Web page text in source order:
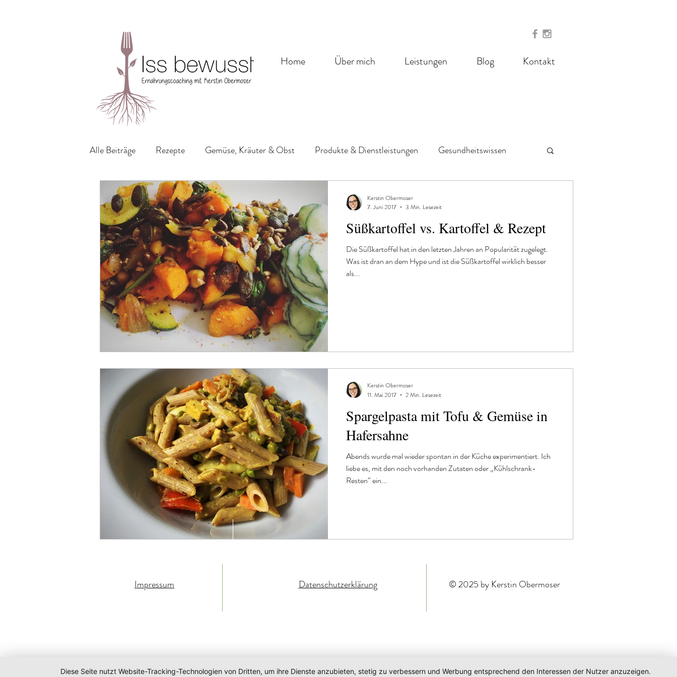
Home Über mich Leistungen Blog Kontakt
Alle Beiträge Rezepte Gemüse, Kräuter & Obst Produkte & Dienstleistungen Gesundheitswissen
Frühstücksideen Kuchen & Süßes
Rohkost-Rezepte Mittag- und Abendessen Süßkartoffel vs. Kartoffel & Rezept
Die Süßkartoffel hat in den letzten Jahren an Popularität zugelegt.
Was ist dran an dem Hype und ist die Süßkartoffel wirklich besser
als...
Kerstin Obermoser
7. Juni 2017
3 Min. Lesezeit
Spargelpasta mit Tofu & Gemüse in
Hafersahne
Abends wurde mal wieder spontan in der Küche experimentiert. Ich
liebe es, mit den noch vorhanden Zutaten oder „Kühlschrank-
Resten“ ein...
Kerstin Obermoser
11. Mai 2017
2 Min. Lesezeit
Impressum Datenschutzerklärung © 2025 by Kerstin Obermoser
Diese Seite nutzt Website-Tracking-Technologien von Dritten, um ihre Dienste anzubieten, stetig zu verbessern und Werbung entsprechend den Interessen der Nutzer anzuzeigen.